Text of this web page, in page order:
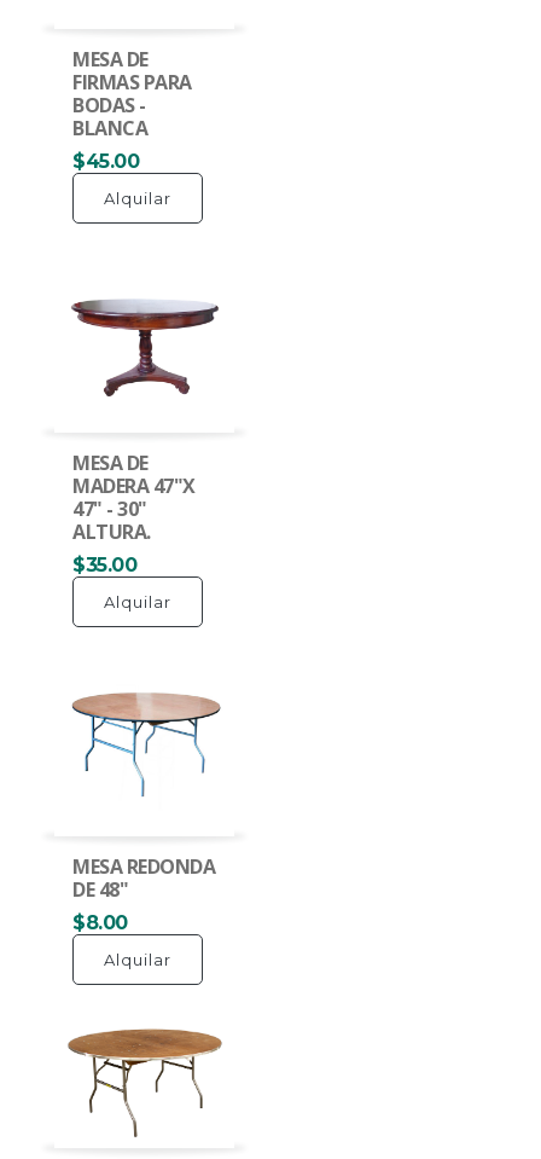
MESA DE
FIRMAS PARA
BODAS -
BLANCA
$45.00
Alquilar
MESA DE
MADERA 47"X
47" - 30"
ALTURA.
$35.00
Alquilar
MESA REDONDA
DE 48"
$8.00
Alquilar